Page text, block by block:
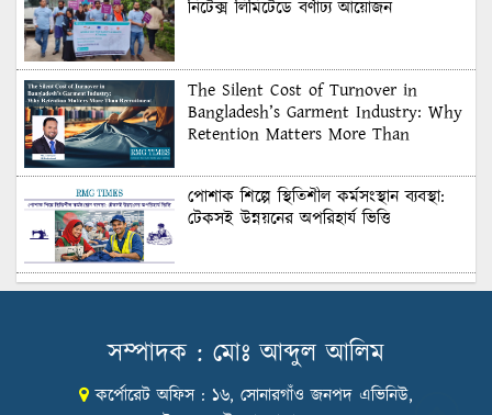
নিটেক্স লিমিটেডে বর্ণাঢ্য আয়োজন
The Silent Cost of Turnover in
Bangladesh’s Garment Industry: Why
Retention Matters More Than
পোশাক শিল্পে স্থিতিশীল কর্মসংস্থান ব্যবস্থা:
টেকসই উন্নয়নের অপরিহার্য ভিত্তি
শুল্কের দেয়াল ভাঙার সুযোগ: মার্কিন বাজারে
Honoring Excellence: Texstream
সম্পাদক : মোঃ আব্দুল আলিম
কর্পোরেট অফিস : ১৬, সোনারগাঁও জনপদ এভিনিউ,